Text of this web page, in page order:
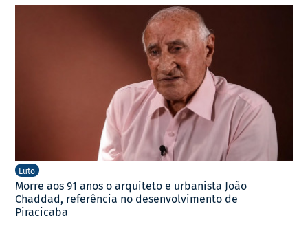
Luto
Morre aos 91 anos o arquiteto e urbanista João
Chaddad, referência no desenvolvimento de
Piracicaba